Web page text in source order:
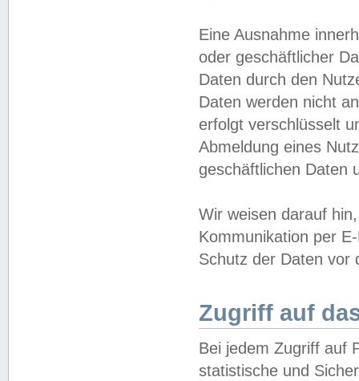
Eine Ausnahme
oder geschäftlicher
Daten durch den
Daten werden nicht
erfolgt verschlüsselt
Abmeldung eines
geschäftlichen Daten
Wir weisen darauf
Kommunikation per
Schutz der Daten vor
Zugriff auf
Bei jedem Zugriff auf
statistische und